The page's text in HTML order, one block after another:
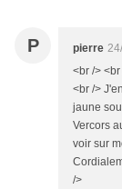
P pierre
<br />
<br />
jaune
Vercors
voir sur
/>